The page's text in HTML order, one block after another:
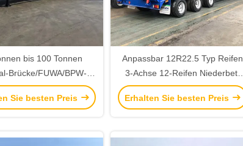
bis 100 Tonnen
Brücke/FUWA/BPW-
Niedrigbett-Semi-
(nach Kundenbedarf
Sie besten Preis
Anpassbar 12R22.5 Typ Reifen
3-Achse 12-Reifen Niederbett
Semi-Anhänger mit JOST 2,0
Zoll King Pin
Erhalten Sie besten Preis